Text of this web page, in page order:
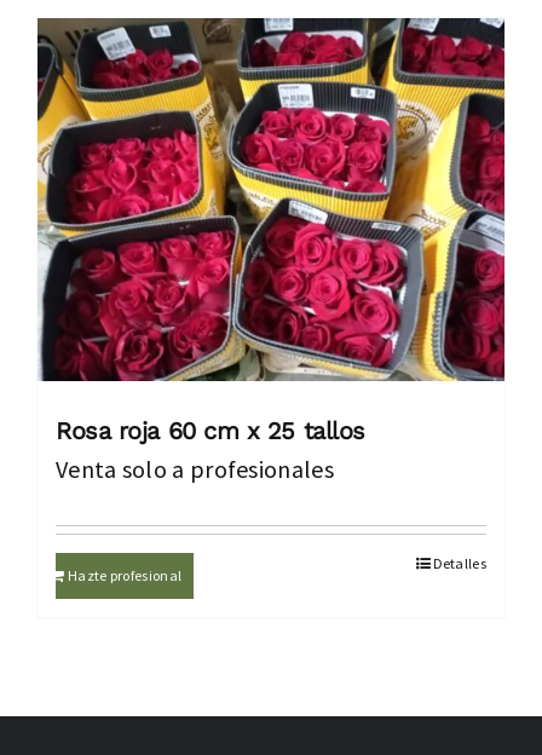
Rosa roja 60 cm x 25 tallos
Venta solo a profesionales
Hazte profesional
Detalles